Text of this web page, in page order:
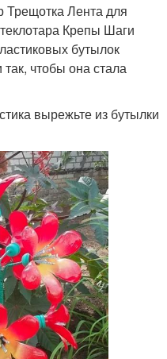
Лента для
Крепы Шаги
бутылок
чтобы она стала
вырежьте из бутылки